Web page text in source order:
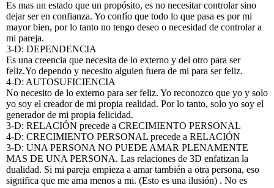
Es mas un estado que un propósito, es no necesitar controlar sino
dejar ser en confianza. Yo confío que todo lo que pasa es por mi
mayor bien, por lo tanto no tengo deseo o necesidad de controlar a
mi pareja.
3-D: DEPENDENCIA
Es una creencia que necesita de lo externo y del otro para ser
feliz.Yo dependo y necesito alguien fuera de mi para ser feliz.
4-D: AUTOSUFICIENCIA
No necesito de lo externo para ser feliz. Yo reconozco que yo y solo
yo soy el creador de mi propia realidad. Por lo tanto, solo yo soy el
generador de mi propia felicidad.
3-D: RELACIÓN precede a CRECIMIENTO PERSONAL
4-D: CRECIMIENTO PERSONAL precede a RELACIÓN
3-D: UNA PERSONA NO PUEDE AMAR PLENAMENTE
MAS DE UNA PERSONA. Las relaciones de 3D enfatizan la
dualidad. Si mi pareja empieza a amar también a otra persona, eso
significa que me ama menos a mi. (Esto es una ilusión) . No es